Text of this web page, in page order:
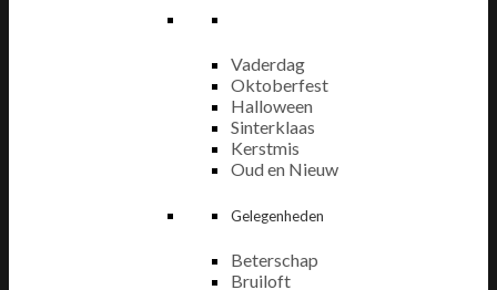
Vaderdag
Oktoberfest
Halloween
Sinterklaas
Kerstmis
Oud en Nieuw
Gelegenheden
Beterschap
Bruiloft